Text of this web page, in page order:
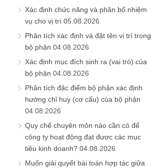
Xác định chức năng và phân bổ nhiệm
vụ cho vị trí 05.08.2026
Phân tích xác định và đặt tên vị trí trong
bộ phận 04.08.2026
Xác định mục đích sinh ra (vai trò) của
bộ phận 04.08.2026
Phân tích đặc điểm bộ phận xác định
hướng chỉ huy (cơ cấu) của bộ phận
04.08.2026
Quy chế chuyên môn nào cần có để
công ty hoạt động đạt được các mục
tiêu kinh doanh? 04.08.2026
Muốn giải quyết bài toán hợp tác giữa